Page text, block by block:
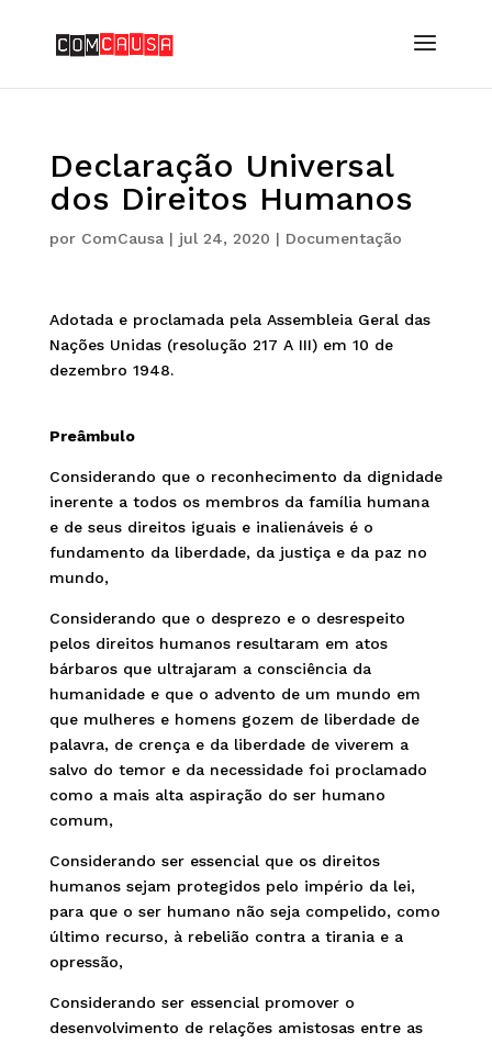
Declaração Universal
dos Direitos Humanos
por ComCausa| jul 24, 2020 | Documentação
Adotada e proclamada pela Assembleia Geral das
Nações Unidas (resolução 217 A III) em 10 de
dezembro 1948.
Preâmbulo
Considerando que o reconhecimento da dignidade
inerente a todos os membros da família humana
e de seus direitos iguais e inalienáveis é o
fundamento da liberdade, da justiça e da paz no
mundo,
Considerando que o desprezo e o desrespeito
pelos direitos humanos resultaram em atos
bárbaros que ultrajaram a consciência da
humanidade e que o advento de um mundo em
que mulheres e homens gozem de liberdade de
palavra, de crença e da liberdade de viverem a
salvo do temor e da necessidade foi proclamado
como a mais alta aspiração do ser humano
comum,
Considerando ser essencial que os direitos
humanos sejam protegidos pelo império da lei,
para que o ser humano não seja compelido, como
último recurso, à rebelião contra a tirania e a
opressão,
Considerando ser essencial promover o
desenvolvimento de relações amistosas entre as